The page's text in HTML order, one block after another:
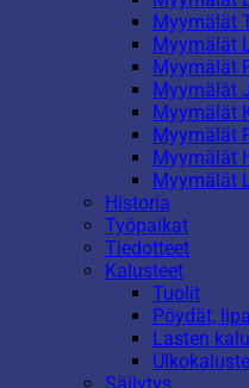
Myymälät
Myymälät
Myymälät
Myymälät
Myymälät
Myymälät
Myymälät
Myymälät
Historia
Työpaikat
Tiedotteet
Kalusteet
Tuolit
Pöydät,
Lasten